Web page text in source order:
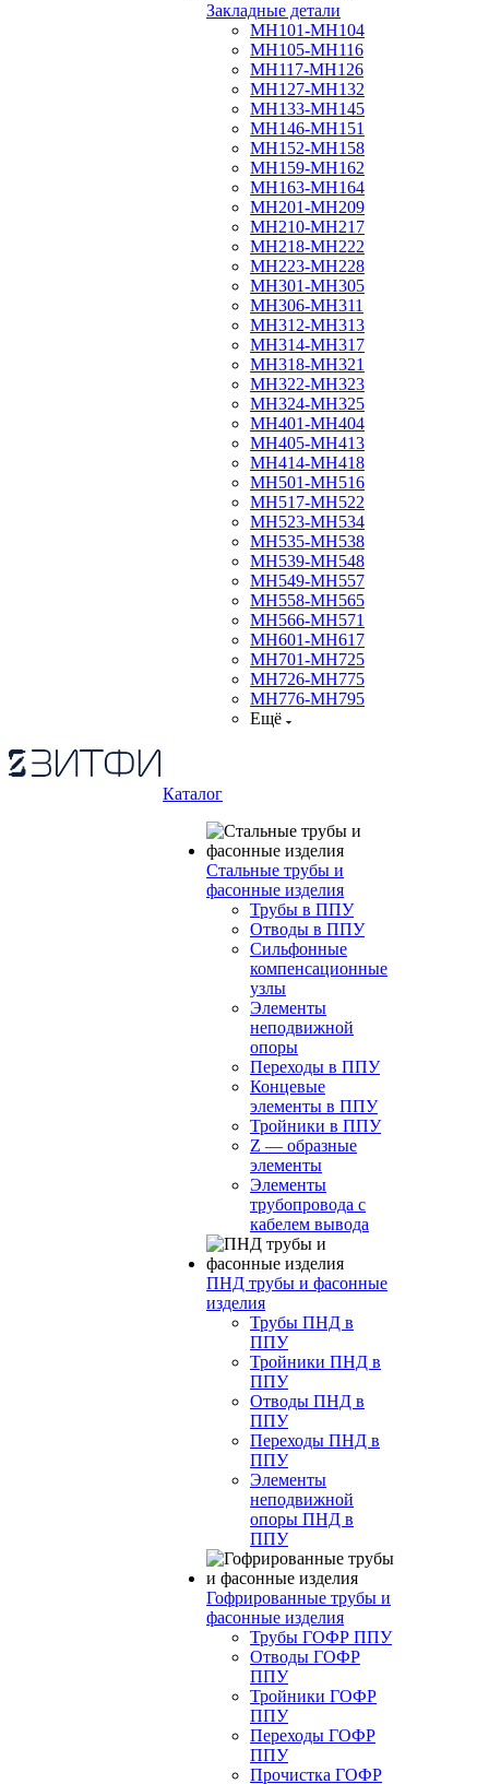
Закладные детали
МН101-МН104
МН105-МН116
МН117-МН126
МН127-МН132
МН133-МН145
МН146-МН151
МН152-МН158
МН159-МН162
МН163-МН164
МН201-МН209
МН210-МН217
МН218-МН222
МН223-МН228
МН301-МН305
МН306-МН311
МН312-МН313
МН314-МН317
МН318-МН321
МН322-МН323
МН324-МН325
МН401-МН404
МН405-МН413
МН414-МН418
МН501-МН516
МН517-МН522
МН523-МН534
МН535-МН538
МН539-МН548
МН549-МН557
МН558-МН565
МН566-МН571
МН601-МН617
МН701-МН725
МН726-МН775
МН776-МН795
Ещё
Каталог
Стальные трубы и
фасонные изделия
Трубы в ППУ
Отводы в ППУ
Сильфонные
компенсационные
узлы
Элементы
неподвижной
опоры
Переходы в ППУ
Концевые
элементы в ППУ
Тройники в ППУ
Z — образные
элементы
Элементы
трубопровода с
кабелем вывода
ПНД трубы и фасонные
изделия
Трубы ПНД в
ППУ
Тройники ПНД в
ППУ
Отводы ПНД в
ППУ
Переходы ПНД в
ППУ
Элементы
неподвижной
опоры ПНД в
ППУ
Гофрированные трубы и
фасонные изделия
Трубы ГОФР ППУ
Отводы ГОФР
ППУ
Тройники ГОФР
ППУ
Переходы ГОФР
ППУ
Прочистка ГОФР